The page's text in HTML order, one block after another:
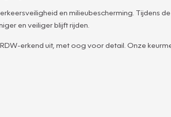
en milieubescherming.
en veiliger blijft rijden.
erkend uit, met oog voor detail. Onze